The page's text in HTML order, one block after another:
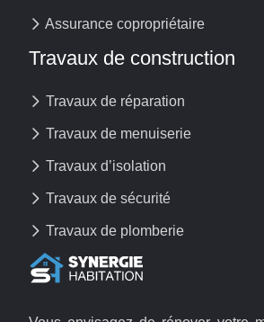
Assurance copropriétaire
Travaux de construction
Travaux de réparation
Travaux de menuiserie
Travaux d’isolation
Travaux de sécurité
Travaux de plomberie